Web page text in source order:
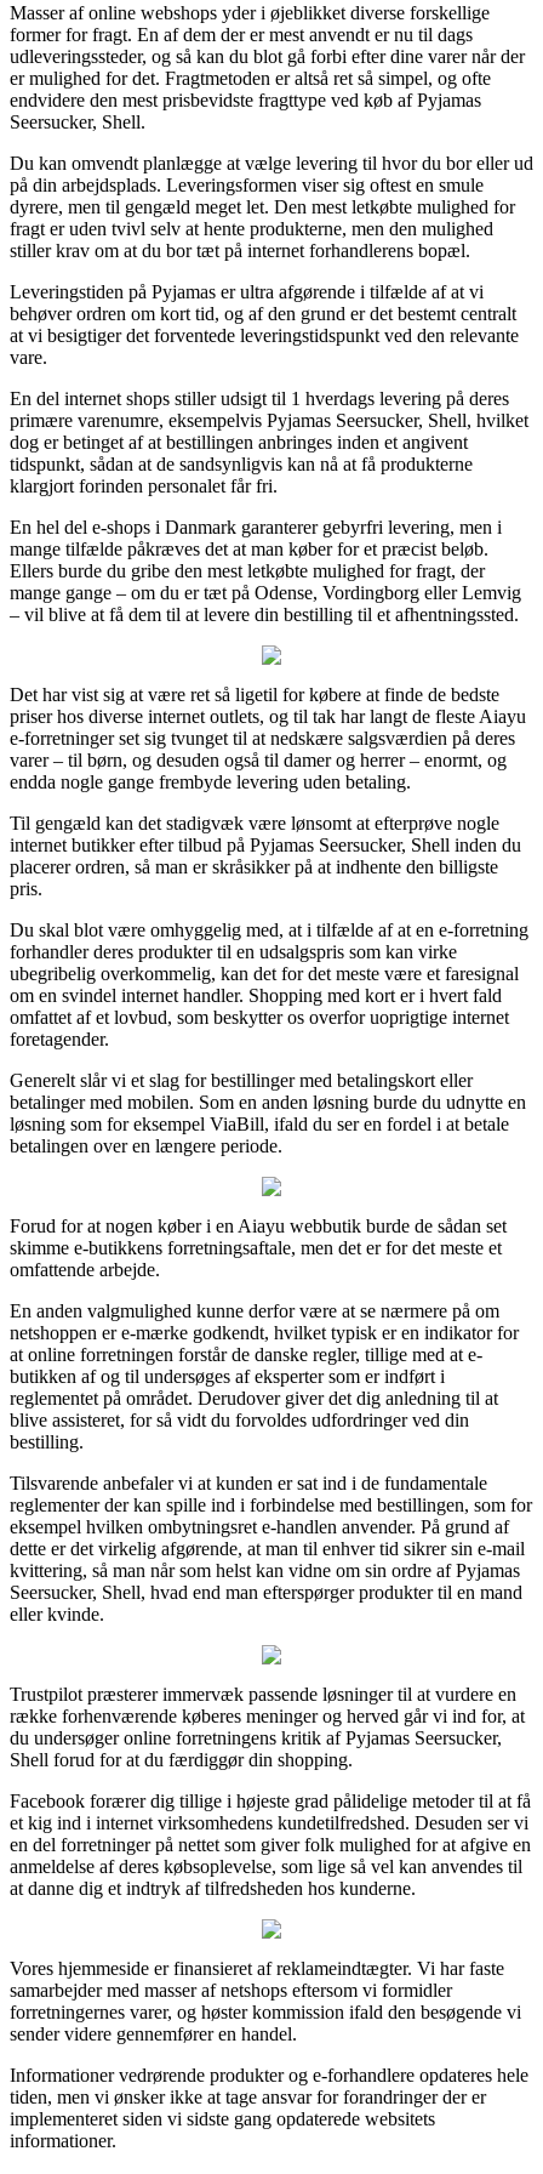
Masser af online webshops yder i øjeblikket diverse forskellige
former for fragt. En af dem der er mest anvendt er nu til dags
udleveringssteder, og så kan du blot gå forbi efter dine varer når der
er mulighed for det. Fragtmetoden er altså ret så simpel, og ofte
endvidere den mest prisbevidste fragttype ved køb af Pyjamas
Seersucker, Shell.
Du kan omvendt planlægge at vælge levering til hvor du bor eller ud
på din arbejdsplads. Leveringsformen viser sig oftest en smule
dyrere, men til gengæld meget let. Den mest letkøbte mulighed for
fragt er uden tvivl selv at hente produkterne, men den mulighed
stiller krav om at du bor tæt på internet forhandlerens bopæl.
Leveringstiden på Pyjamas er ultra afgørende i tilfælde af at vi
behøver ordren om kort tid, og af den grund er det bestemt centralt
at vi besigtiger det forventede leveringstidspunkt ved den relevante
vare.
En del internet shops stiller udsigt til 1 hverdags levering på deres
primære varenumre, eksempelvis Pyjamas Seersucker, Shell, hvilket
dog er betinget af at bestillingen anbringes inden et angivent
tidspunkt, sådan at de sandsynligvis kan nå at få produkterne
klargjort forinden personalet får fri.
En hel del e-shops i Danmark garanterer gebyrfri levering, men i
mange tilfælde påkræves det at man køber for et præcist beløb.
Ellers burde du gribe den mest letkøbte mulighed for fragt, der
mange gange – om du er tæt på Odense, Vordingborg eller Lemvig
– vil blive at få dem til at levere din bestilling til et afhentningssted.
Det har vist sig at være ret så ligetil for købere at finde de bedste
priser hos diverse internet outlets, og til tak har langt de fleste Aiayu
e-forretninger set sig tvunget til at nedskære salgsværdien på deres
varer – til børn, og desuden også til damer og herrer – enormt, og
endda nogle gange frembyde levering uden betaling.
Til gengæld kan det stadigvæk være lønsomt at efterprøve nogle
internet butikker efter tilbud på Pyjamas Seersucker, Shell inden du
placerer ordren, så man er skråsikker på at indhente den billigste
pris.
Du skal blot være omhyggelig med, at i tilfælde af at en e-forretning
forhandler deres produkter til en udsalgspris som kan virke
ubegribelig overkommelig, kan det for det meste være et faresignal
om en svindel internet handler. Shopping med kort er i hvert fald
omfattet af et lovbud, som beskytter os overfor uoprigtige internet
foretagender.
Generelt slår vi et slag for bestillinger med betalingskort eller
betalinger med mobilen. Som en anden løsning burde du udnytte en
løsning som for eksempel ViaBill, ifald du ser en fordel i at betale
betalingen over en længere periode.
Forud for at nogen køber i en Aiayu webbutik burde de sådan set
skimme e-butikkens forretningsaftale, men det er for det meste et
omfattende arbejde.
En anden valgmulighed kunne derfor være at se nærmere på om
netshoppen er e-mærke godkendt, hvilket typisk er en indikator for
at online forretningen forstår de danske regler, tillige med at e-
butikken af og til undersøges af eksperter som er indført i
reglementet på området. Derudover giver det dig anledning til at
blive assisteret, for så vidt du forvoldes udfordringer ved din
bestilling.
Tilsvarende anbefaler vi at kunden er sat ind i de fundamentale
reglementer der kan spille ind i forbindelse med bestillingen, som for
eksempel hvilken ombytningsret e-handlen anvender. På grund af
dette er det virkelig afgørende, at man til enhver tid sikrer sin e-mail
kvittering, så man når som helst kan vidne om sin ordre af Pyjamas
Seersucker, Shell, hvad end man efterspørger produkter til en mand
eller kvinde.
Trustpilot præsterer immervæk passende løsninger til at vurdere en
række forhenværende køberes meninger og herved går vi ind for, at
du undersøger online forretningens kritik af Pyjamas Seersucker,
Shell forud for at du færdiggør din shopping.
Facebook forærer dig tillige i højeste grad pålidelige metoder til at få
et kig ind i internet virksomhedens kundetilfredshed. Desuden ser vi
en del forretninger på nettet som giver folk mulighed for at afgive en
anmeldelse af deres købsoplevelse, som lige så vel kan anvendes til
at danne dig et indtryk af tilfredsheden hos kunderne.
Vores hjemmeside er finansieret af reklameindtægter. Vi har faste
samarbejder med masser af netshops eftersom vi formidler
forretningernes varer, og høster kommission ifald den besøgende vi
sender videre gennemfører en handel.
Informationer vedrørende produkter og e-forhandlere opdateres hele
tiden, men vi ønsker ikke at tage ansvar for forandringer der er
implementeret siden vi sidste gang opdaterede websitets
informationer.